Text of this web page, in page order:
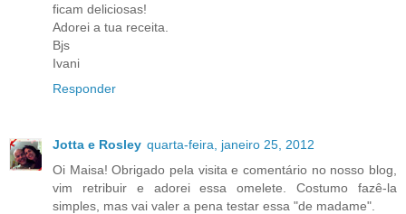
ficam deliciosas!
Adorei a tua receita.
Bjs
Ivani
Responder
Jotta e Rosley quarta-feira, janeiro 25, 2012
Oi Maisa! Obrigado pela visita e comentário no nosso blog,
vim retribuir e adorei essa omelete. Costumo fazê-la
simples, mas vai valer a pena testar essa "de madame".